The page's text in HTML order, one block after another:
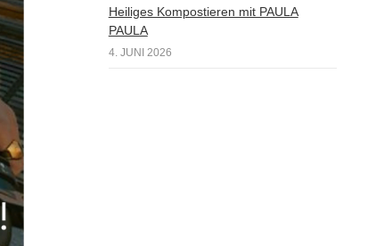
Heiliges Kompostieren mit PAULA
PAULA
4. JUNI 2026